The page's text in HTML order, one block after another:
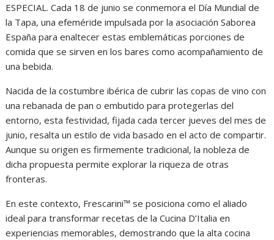
ESPECIAL. Cada 18 de junio se conmemora el Día Mundial de
la Tapa, una efeméride impulsada por la asociación Saborea
España para enaltecer estas emblemáticas porciones de
comida que se sirven en los bares como acompañamiento de
una bebida.
Nacida de la costumbre ibérica de cubrir las copas de vino con
una rebanada de pan o embutido para protegerlas del
entorno, esta festividad, fijada cada tercer jueves del mes de
junio, resalta un estilo de vida basado en el acto de compartir.
Aunque su origen es firmemente tradicional, la nobleza de
dicha propuesta permite explorar la riqueza de otras
fronteras.
En este contexto, Frescarini™ se posiciona como el aliado
ideal para transformar recetas de la Cucina D’Italia en
experiencias memorables, demostrando que la alta cocina